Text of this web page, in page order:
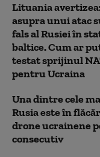
Lituania
asupra unui atac
fals al Rusiei în
baltice. Cum ar
testat sprijinul
pentru Ucraina
Una dintre cele
Rusia este în
drone ucrainene
consecutiv